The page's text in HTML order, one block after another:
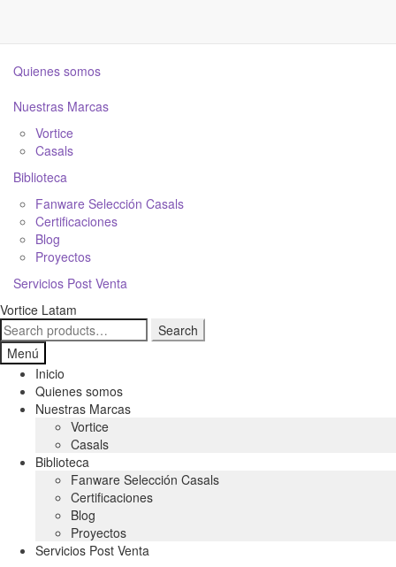
Quienes somos
Nuestras Marcas
Vortice
Casals
Biblioteca
Fanware Selección Casals
Certificaciones
Blog
Proyectos
Servicios Post Venta
Ir
a
la
navegación
Ir
al
contenido
Vortice Latam
Search
for:
Search
Menú
Inicio
Quienes somos
Nuestras Marcas
Vortice
Casals
Biblioteca
Fanware Selección Casals
Certificaciones
Blog
Proyectos
Servicios Post Venta